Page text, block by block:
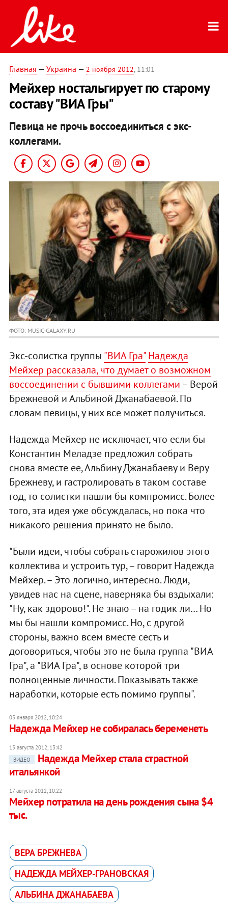
Главная — Украина — 2 ноября 2012, 11:01
Мейхер ностальгирует по старому
составу "ВИА Гры"
Певица не прочь воссоединиться с экс-
коллегами.
ФОТО: MUSIC-GALAXY.RU
Экс-солистка группы "ВИА Гра" Надежда
Мейхер рассказала, что думает о возможном
воссоединении с бывшими коллегами – Верой
Брежневой и Альбиной Джанабаевой. По
словам певицы, у них все может получиться.
Надежда Мейхер не исключает, что если бы
Константин Меладзе предложил собрать
снова вместе ее, Альбину Джанабаеву и Веру
Брежневу, и гастролировать в таком составе
год, то солистки нашли бы компромисс. Более
того, эта идея уже обсуждалась, но пока что
никакого решения принято не было.
"Были идеи, чтобы собрать старожилов этого
коллектива и устроить тур, – говорит Надежда
Мейхер. – Это логично, интересно. Люди,
увидев нас на сцене, наверняка бы вздыхали:
"Ну, как здорово!". Не знаю – на годик ли… Но
мы бы нашли компромисс. Но, с другой
стороны, важно всем вместе сесть и
договориться, чтобы это не была группа "ВИА
Гра", а "ВИА Гра", в основе которой три
полноценные личности. Показывать также
наработки, которые есть помимо группы".
05 января 2012, 10:24
Надежда Мейхер не собиралась беременеть
15 августа 2012, 13:42
ВИДЕО
Надежда Мейхер стала страстной
итальянкой
17 августа 2012, 10:22
Мейхер потратила на день рождения сына $4
тыс.
ВЕРА БРЕЖНЕВА
НАДЕЖДА МЕЙХЕР-ГРАНОВСКАЯ
АЛЬБИНА ДЖАНАБАЕВА